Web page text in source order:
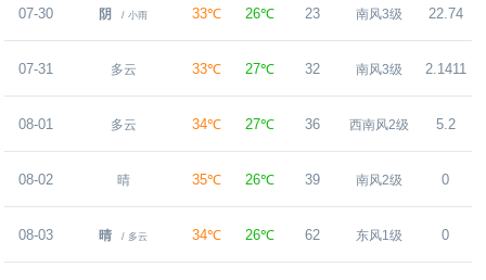
07-30 阴 / 小雨 33℃ 26℃ 23 南风3级 22.74
07-31 多云 33℃ 27℃ 32 南风3级 2.1411
08-01 多云 34℃ 27℃ 36 西南风2级 5.2
08-02 晴 35℃ 26℃ 39 南风2级 0
08-03 晴 / 多云 34℃ 26℃ 62 东风1级 0